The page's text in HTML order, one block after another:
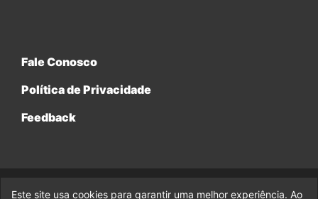
Fale Conosco
Política de Privacidade
Feedback
© 2017-2026 Legado da Marvel, uma empresa da Legado
Este site usa cookies para garantir uma melhor experiência. Ao